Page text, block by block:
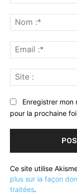
Enregistrer
pour la prochaine
Ce site utilise
plus sur la façon
traitées.